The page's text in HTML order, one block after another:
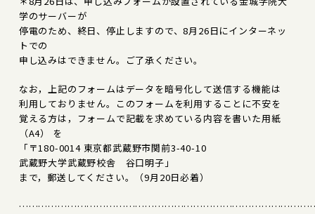
学のサーバーが
停電のため、終日、停止しますので、8月26日にインターネッ
トでの
申し込みはできません。ご了承ください。
なお，上記のフォームはデータを暗号化して送信する機能は
利用しておりません。このフォームを利用することに不安を
覚える方は，フォームで記載を求めている内容を書いた用紙
（A4） を
「〒180-0014 東京都武蔵野市関前3-40-10
武蔵野大学武蔵野校舎 谷口明子」
まで，郵送してください。（9月20日必着）